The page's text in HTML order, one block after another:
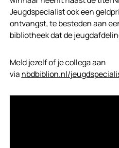
Jeugdspecialist ook een
ontvangst, te besteden aan
bibliotheek dat de
Meld jezelf of je collega aan
via nbdbiblion.nl/